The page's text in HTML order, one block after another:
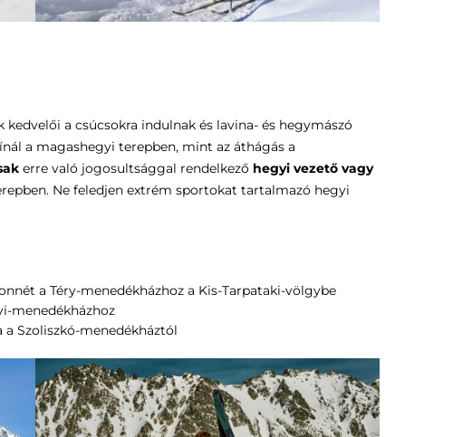
a csúcsokra indulnak és lavina- és hegymászó
a magashegyi terepben, mint az áthágás a
erre való jogosultsággal rendelkező hegyi vezető vagy
Ne feledjen extrém sportokat tartalmazó hegyi
a Téry-menedékházhoz a Kis-Tarpataki-völgybe
menedékházhoz
Szoliszkó-menedékháztól